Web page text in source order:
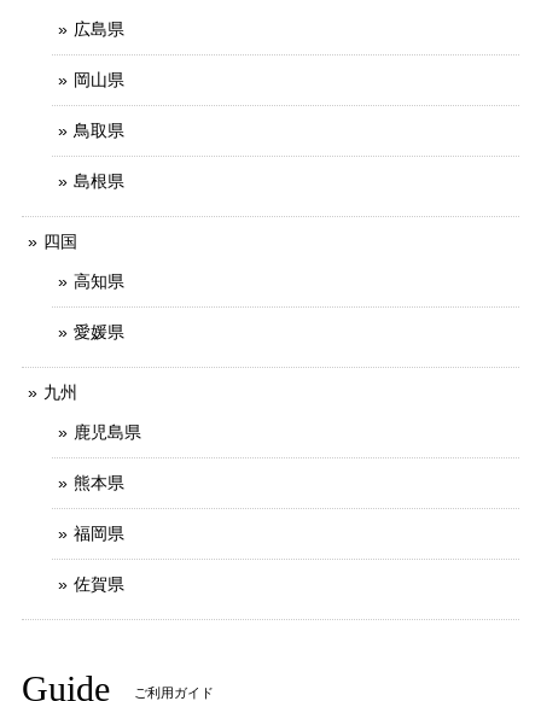
広島県
岡山県
鳥取県
島根県
四国
高知県
愛媛県
九州
鹿児島県
熊本県
福岡県
佐賀県
Guide ご利用ガイド